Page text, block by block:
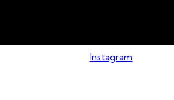
Instagram